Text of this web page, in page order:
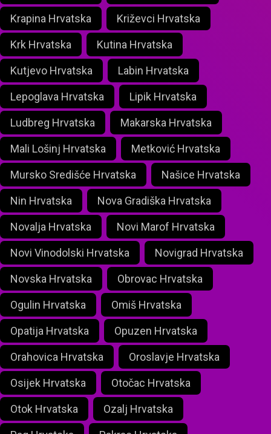
Krapina Hrvatska Križevci Hrvatska
Krk Hrvatska Kutina Hrvatska
Kutjevo Hrvatska Labin Hrvatska
Lepoglava Hrvatska Lipik Hrvatska
Ludbreg Hrvatska Makarska Hrvatska
Mali Lošinj Hrvatska Metković Hrvatska
Mursko Središće Hrvatska Našice Hrvatska
Nin Hrvatska Nova Gradiška Hrvatska
Novalja Hrvatska Novi Marof Hrvatska
Novi Vinodolski Hrvatska Novigrad Hrvatska
Novska Hrvatska Obrovac Hrvatska
Ogulin Hrvatska Omiš Hrvatska
Opatija Hrvatska Opuzen Hrvatska
Orahovica Hrvatska Oroslavje Hrvatska
Osijek Hrvatska Otočac Hrvatska
Otok Hrvatska Ozalj Hrvatska